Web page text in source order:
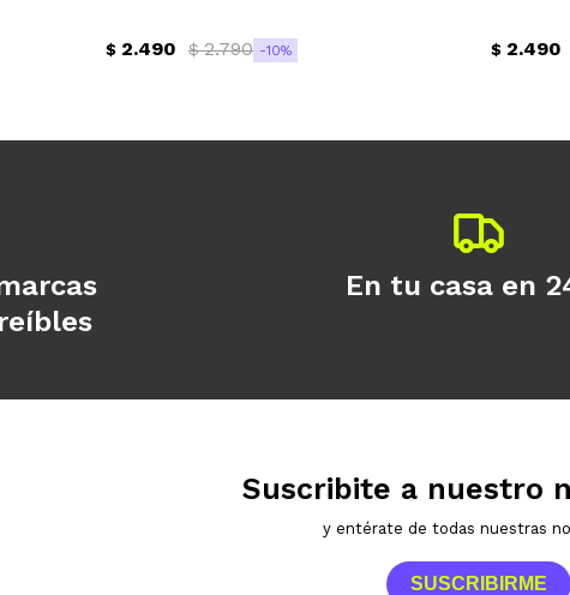
$ 2.490 $ 2.790 10 $ 2.490
En tu casa en
Suscribite a nuestro
y entérate de todas nuestras
SUSCRIBIRME